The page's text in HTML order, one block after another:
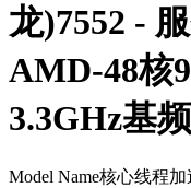
龙)7552 -
AMD-48核
3.3GHz基
Model Name核心线程